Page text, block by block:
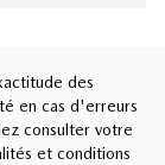
des
en cas d'erreurs
consulter votre
et conditions